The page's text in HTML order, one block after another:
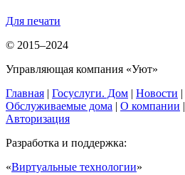
Для печати
© 2015–2024
Управляющая компания «Уют»
Главная | Госуслуги. Дом | Новости |
Обслуживаемые дома | О компании |
Авторизация
Разработка и поддержка:
«Виртуальные технологии»